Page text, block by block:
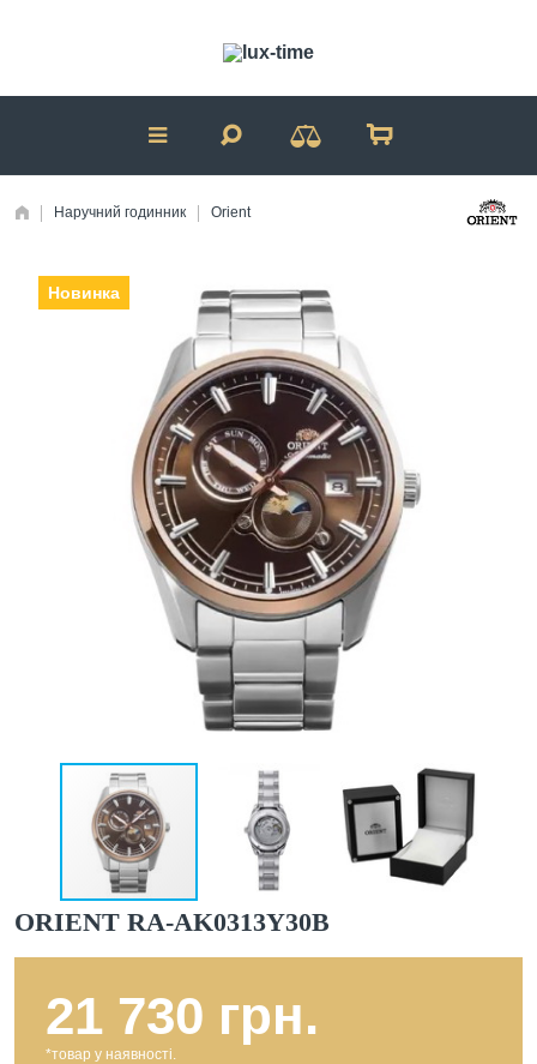
Наручний годинник Orient
Новинка
ORIENT RA-AK0313Y30B
21 730 грн.
*товар у наявності.